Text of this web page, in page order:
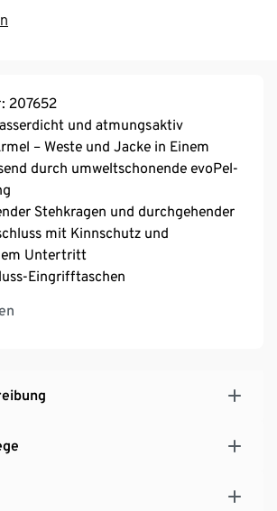
207652
und atmungsaktiv
– Weste und Jacke in Einem
durch umweltschonende evoPel-
Stehkragen und durchgehender
mit Kinnschutz und
Untertritt
Eingrifftaschen
Rückentasche
Designelemente an Ärmelsaum,
abgerundete Rückenpartie